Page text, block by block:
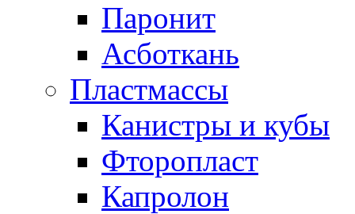
Паронит
Асботкань
Пластмассы
Канистры и кубы
Фторопласт
Капролон